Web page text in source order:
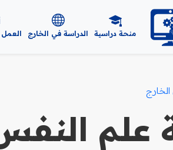
منحة دراسية الدراسة في الخارج
علم